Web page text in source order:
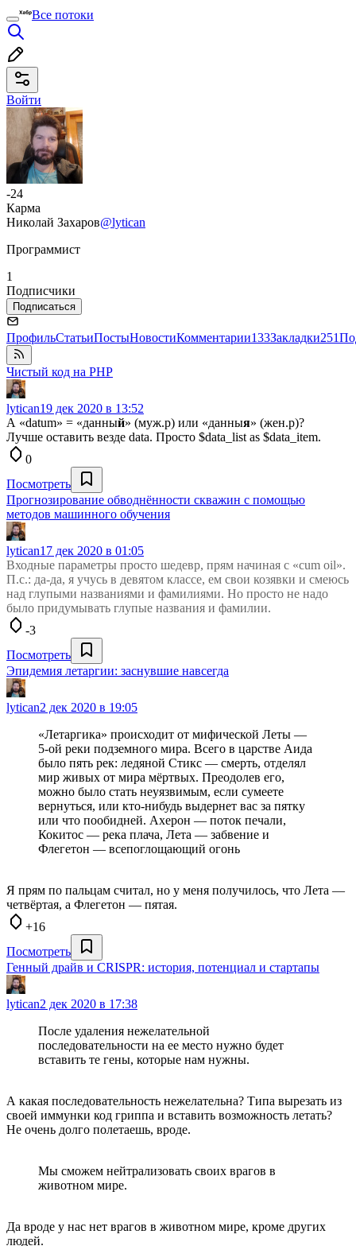
Все потоки
Войти
-24
Карма
Николай Захаров@lytican
Программист
1
Подписчики
Подписаться
ПрофильСтатьиПостыНовостиКомментарии133Закладки251
Чистый код на PHP
lytican19 дек 2020 в 13:52
А «datum» = «данный» (муж.р) или «данныя» (жен.р)?
Лучше оставить везде data. Просто $data_list as $data_item.
0
Посмотреть
Прогнозирование обводнённости скважин с помощью
методов машинного обучения
lytican17 дек 2020 в 01:05
Входные параметры просто шедевр, прям начиная с «cum oil».
П.с.: да-да, я учусь в девятом классе, ем свои козявки и смеюсь
над глупыми названиями и фамилиями. Но просто не надо
было придумывать глупые названия и фамилии.
-3
Посмотреть
Эпидемия летаргии: заснувшие навсегда
lytican2 дек 2020 в 19:05
«Летаргика» происходит от мифической Леты —
5-ой реки подземного мира. Всего в царстве Аида
было пять рек: ледяной Стикс — смерть, отделял
мир живых от мира мёртвых. Преодолев его,
можно было стать неуязвимым, если сумеете
вернуться, или кто-нибудь выдернет вас за пятку
или что пообидней. Ахерон — поток печали,
Кокитос — река плача, Лета — забвение и
Флегетон — всепоглощающий огонь
Я прям по пальцам считал, но у меня получилось, что Лета —
четвёртая, а Флегетон — пятая.
+16
Посмотреть
Генный драйв и CRISPR: история, потенциал и стартапы
lytican2 дек 2020 в 17:38
После удаления нежелательной
последовательности на ее место нужно будет
вставить те гены, которые нам нужны.
А какая последовательность нежелательна? Типа вырезать из
своей иммунки код гриппа и вставить возможность летать?
Не очень долго полетаешь, вроде.
Мы сможем нейтрализовать своих врагов в
животном мире.
Да вроде у нас нет врагов в животном мире, кроме других
людей.